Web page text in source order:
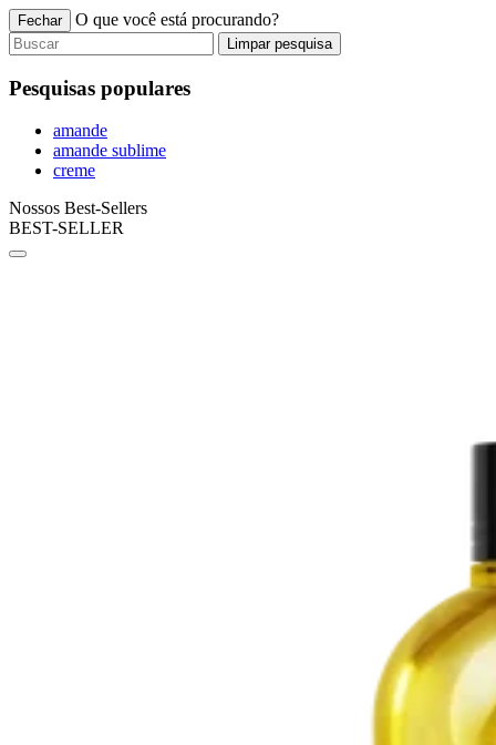
Fechar O que você está procurando?
Limpar pesquisa
Pesquisas populares
amande
amande sublime
creme
Nossos Best-Sellers
BEST-SELLER